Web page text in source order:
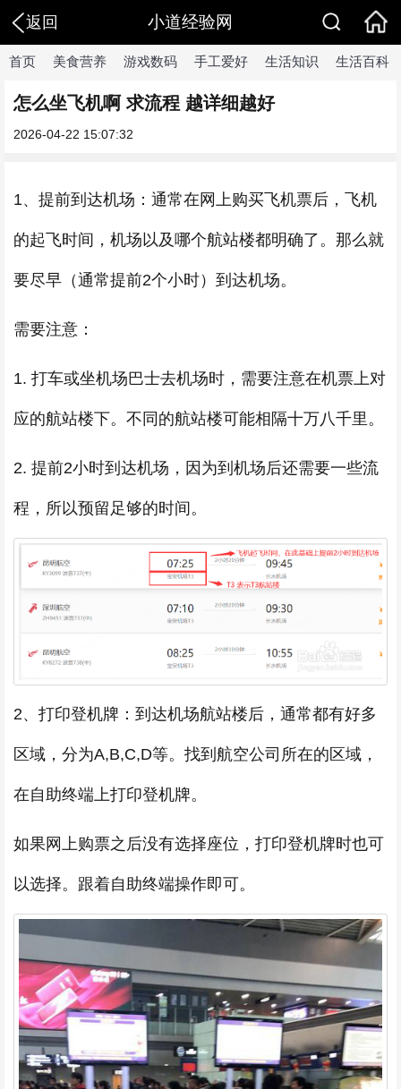
返回 小道经验网
首页 美食营养 游戏数码 手工爱好 生活知识 生活百科
怎么坐飞机啊 求流程 越详细越好
2026-04-22 15:07:32
1、提前到达机场：通常在网上购买飞机票后，飞机
的起飞时间，机场以及哪个航站楼都明确了。那么就
要尽早（通常提前2个小时）到达机场。
需要注意：
1. 打车或坐机场巴士去机场时，需要注意在机票上对
应的航站楼下。不同的航站楼可能相隔十万八千里。
2. 提前2小时到达机场，因为到机场后还需要一些流
程，所以预留足够的时间。
2、打印登机牌：到达机场航站楼后，通常都有好多
区域，分为A,B,C,D等。找到航空公司所在的区域，
在自助终端上打印登机牌。
如果网上购票之后没有选择座位，打印登机牌时也可
以选择。跟着自助终端操作即可。